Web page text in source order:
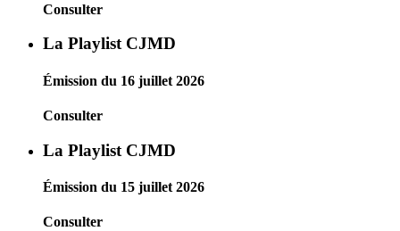
Consulter
La Playlist CJMD
Émission du 16 juillet 2026
Consulter
La Playlist CJMD
Émission du 15 juillet 2026
Consulter